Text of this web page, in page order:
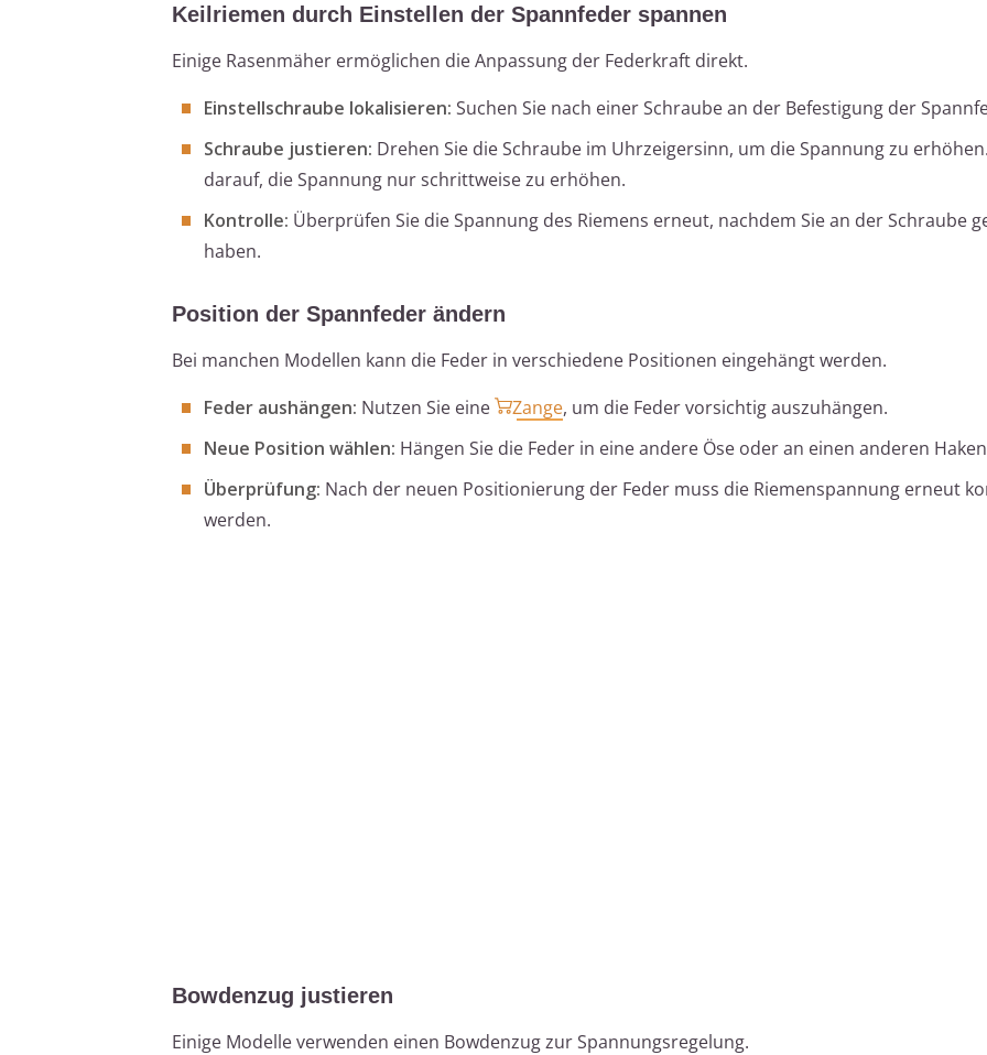
Keilriemen durch Einstellen der Spannfeder spannen
Einige Rasenmäher ermöglichen die Anpassung der Federkraft direkt.
Einstellschraube lokalisieren: Suchen Sie nach einer Schraube an der Befestigung der
Schraube justieren: Drehen Sie die Schraube im Uhrzeigersinn, um die Spannung zu
darauf, die Spannung nur schrittweise zu erhöhen.
Kontrolle: Überprüfen Sie die Spannung des Riemens erneut, nachdem Sie an der Schraube
haben.
Position der Spannfeder ändern
Bei manchen Modellen kann die Feder in verschiedene Positionen eingehängt werden.
Feder aushängen: Nutzen Sie eine Zange, um die Feder vorsichtig auszuhängen.
Neue Position wählen: Hängen Sie die Feder in eine andere Öse oder an einen anderen
Überprüfung: Nach der neuen Positionierung der Feder muss die Riemenspannung erneut
werden.
Bowdenzug justieren
Einige Modelle verwenden einen Bowdenzug zur Spannungsregelung.